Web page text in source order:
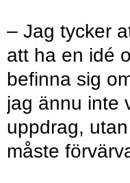
– Jag tycker
att ha en idé
befinna sig
jag ännu inte
uppdrag,
måste